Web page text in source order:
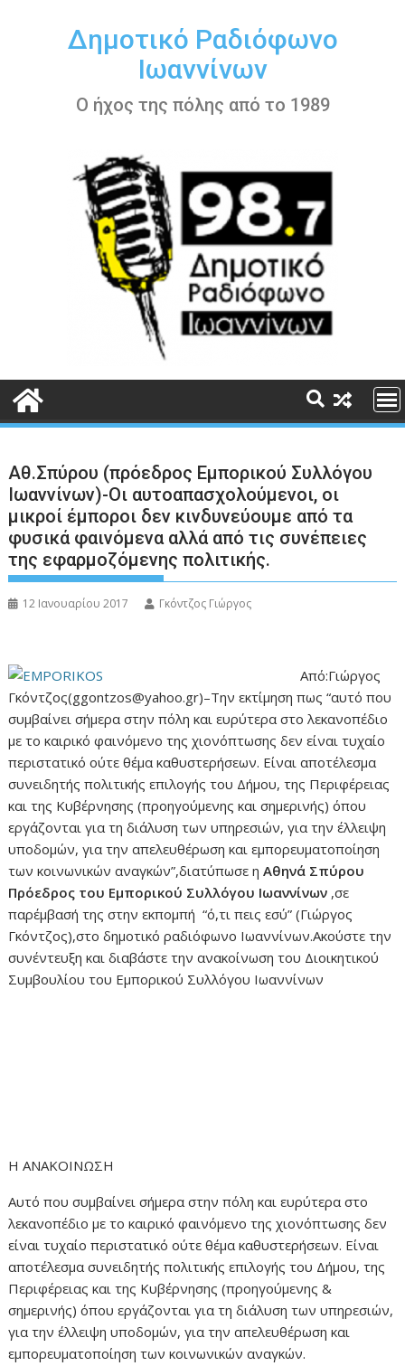
περιεχόμενοΔημοτικό Ραδιόφωνο
Ιωαννίνων
Ο ήχος της πόλης από το 1989
Αθ.Σπύρου (πρόεδρος Εμπορικού Συλλόγου
Ιωαννίνων)-Οι αυτοαπασχολούμενοι, οι
μικροί έμποροι δεν κινδυνεύουμε από τα
φυσικά φαινόμενα αλλά από τις συνέπειες
της εφαρμοζόμενης πολιτικής.
12 Ιανουαρίου 2017 Γκόντζος Γιώργος
Από:Γιώργος
Γκόντζος(ggontzos@yahoo.gr)–Την εκτίμηση πως “αυτό που
συμβαίνει σήμερα στην πόλη και ευρύτερα στο λεκανοπέδιο
με το καιρικό φαινόμενο της χιονόπτωσης δεν είναι τυχαίο
περιστατικό ούτε θέμα καθυστερήσεων. Είναι αποτέλεσμα
συνειδητής πολιτικής επιλογής του Δήμου, της Περιφέρειας
και της Κυβέρνησης (προηγούμενης και σημερινής) όπου
εργάζονται για τη διάλυση των υπηρεσιών, για την έλλειψη
υποδομών, για την απελευθέρωση και εμπορευματοποίηση
των κοινωνικών αναγκών”,διατύπωσε η Αθηνά Σπύρου
Πρόεδρος του Εμπορικού Συλλόγου Ιωαννίνων ,σε
παρέμβασή της στην εκπομπή “ό,τι πεις εσύ” (Γιώργος
Γκόντζος),στο δημοτικό ραδιόφωνο Ιωαννίνων.Ακούστε την
συνέντευξη και διαβάστε την ανακοίνωση του Διοικητικού
Συμβουλίου του Εμπορικού Συλλόγου Ιωαννίνων
Η ΑΝΑΚΟΙΝΩΣΗ
Αυτό που συμβαίνει σήμερα στην πόλη και ευρύτερα στο
λεκανοπέδιο με το καιρικό φαινόμενο της χιονόπτωσης δεν
είναι τυχαίο περιστατικό ούτε θέμα καθυστερήσεων. Είναι
αποτέλεσμα συνειδητής πολιτικής επιλογής του Δήμου, της
Περιφέρειας και της Κυβέρνησης (προηγούμενης &
σημερινής) όπου εργάζονται για τη διάλυση των υπηρεσιών,
για την έλλειψη υποδομών, για την απελευθέρωση και
εμπορευματοποίηση των κοινωνικών αναγκών.